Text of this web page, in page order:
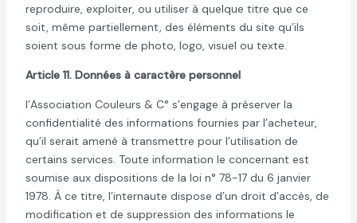
reproduire, exploiter, ou utiliser à quelque titre que ce
soit, même partiellement, des éléments du site qu’ils
soient sous forme de photo, logo, visuel ou texte.
Article 11. Données à caractère personnel
l’Association Couleurs & C° s’engage à préserver la
confidentialité des informations fournies par l’acheteur,
qu’il serait amené à transmettre pour l’utilisation de
certains services. Toute information le concernant est
soumise aux dispositions de la loi n° 78-17 du 6 janvier
1978. À ce titre, l’internaute dispose d’un droit d’accès, de
modification et de suppression des informations le